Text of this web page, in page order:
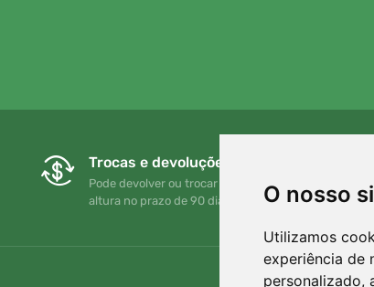
O nosso
Utilizamos
experiência de
personalizado,
Trocas e devoluções gratuitas
Pode devolver ou trocar a sua encomenda em
altura no prazo de 90 dias